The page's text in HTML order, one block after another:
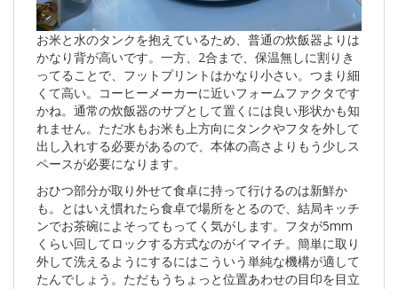
お米と水のタンクを抱えているため、普通の炊飯器よりは
かなり背が高いです。一方、2合まで、保温無しに割りき
ってることで、フットプリントはかなり小さい。つまり細
くて高い。コーヒーメーカーに近いフォームファクタです
かね。通常の炊飯器のサブとして置くには良い形状かも知
れません。ただ水もお米も上方向にタンクやフタを外して
出し入れする必要があるので、本体の高さよりもう少しス
ペースが必要になります。
おひつ部分が取り外せて食卓に持って行けるのは新鮮か
も。とはいえ慣れたら食卓で場所をとるので、結局キッチ
ンでお茶碗によそってもってく気がします。フタが5mm
くらい回してロックする方式なのがイマイチ。簡単に取り
外して洗えるようにするにはこういう単純な機構が適して
たんでしょう。ただもうちょっと位置あわせの目印を目立